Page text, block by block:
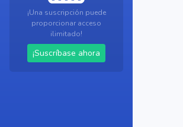
¡Una suscripción puede
proporcionar acceso
ilimitado!
¡Suscríbase ahora